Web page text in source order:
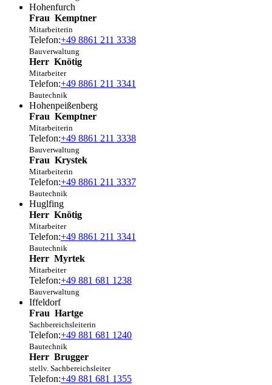
Hohenfurch
Frau Kemptner
Mitarbeiterin
Telefon:+49 8861 211 3338
Bauverwaltung
Herr Knötig
Mitarbeiter
Telefon:+49 8861 211 3341
Bautechnik
Hohenpeißenberg
Frau Kemptner
Mitarbeiterin
Telefon:+49 8861 211 3338
Bauverwaltung
Frau Krystek
Mitarbeiterin
Telefon:+49 8861 211 3337
Bautechnik
Huglfing
Herr Knötig
Mitarbeiter
Telefon:+49 8861 211 3341
Bautechnik
Herr Myrtek
Mitarbeiter
Telefon:+49 881 681 1238
Bauverwaltung
Iffeldorf
Frau Hartge
Sachbereichsleiterin
Telefon:+49 881 681 1240
Bautechnik
Herr Brugger
stellv. Sachbereichsleiter
Telefon:+49 881 681 1355